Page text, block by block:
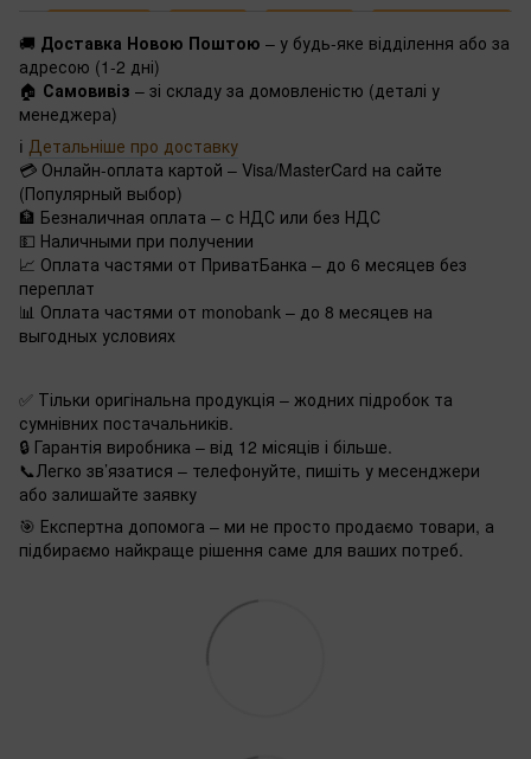
🚚 Доставка Новою Поштою – у будь-яке відділення або за
адресою (1-2 дні)
🏠 Самовивіз – зі складу за домовленістю (деталі у
менеджера)
ℹ️ Детальніше про доставку
💳 Онлайн-оплата картой – Visa/MasterCard на сайте
(Популярный выбор)
🏦 Безналичная оплата – с НДС или без НДС
💵 Наличными при получении
📈 Оплата частями от ПриватБанка – до 6 месяцев без
переплат
📊 Оплата частями от monobank – до 8 месяцев на
выгодных условиях
✅ Тільки оригінальна продукція – жодних підробок та
сумнівних постачальників.
🔒 Гарантія виробника – від 12 місяців і більше.
📞Легко зв’язатися – телефонуйте, пишіть у месенджери
або залишайте заявку
🎯 Експертна допомога – ми не просто продаємо товари, а
підбираємо найкраще рішення саме для ваших потреб.